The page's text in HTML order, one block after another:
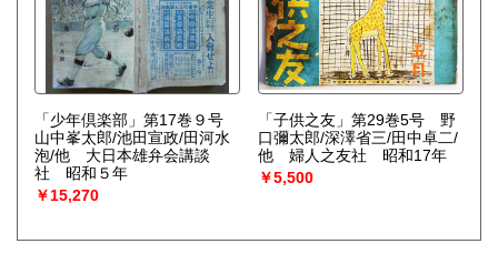
「少年倶楽部」第17巻９号
山中峯太郎/池田宣政/田河水
泡/他 大日本雄弁会講談
社 昭和５年
￥15,270
「子供之友」第29巻5号 野
口彌太郎/深澤省三/田中卓二/
他 婦人之友社 昭和17年
￥5,500